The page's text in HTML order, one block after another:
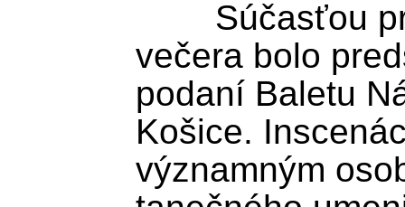
večera bolo
podaní Baletu
Košice.
významným